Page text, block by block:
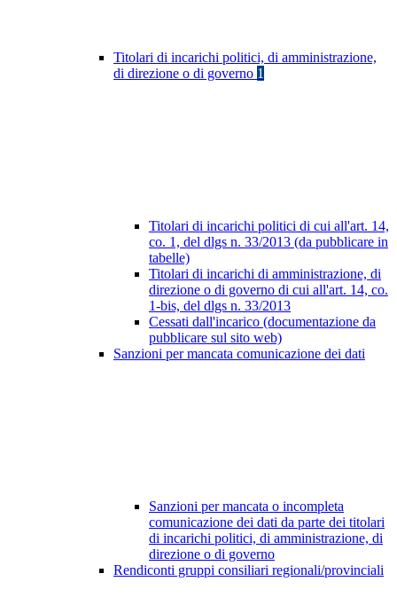
Titolari di incarichi politici, di amministrazione,
di direzione o di governo 1
Titolari di incarichi politici di cui all'art. 14,
co. 1, del dlgs n. 33/2013 (da pubblicare in
tabelle)
Titolari di incarichi di amministrazione, di
direzione o di governo di cui all'art. 14, co.
1-bis, del dlgs n. 33/2013
Cessati dall'incarico (documentazione da
pubblicare sul sito web)
Sanzioni per mancata comunicazione dei dati
Sanzioni per mancata o incompleta
comunicazione dei dati da parte dei titolari
di incarichi politici, di amministrazione, di
direzione o di governo
Rendiconti gruppi consiliari regionali/provinciali